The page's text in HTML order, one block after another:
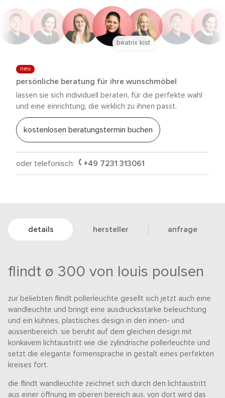
neu
persönliche beratung für ihre wunschmöbel
lassen sie sich individuell beraten, für die perfekte wahl
und eine einrichtung, die wirklich zu ihnen passt.
kostenlosen beratungstermin buchen
oder telefonisch: +49 7231 313061
beatrix kist
details hersteller anfrage
flindt ø 300 von louis poulsen
zur beliebten flindt pollerleuchte gesellt sich jetzt auch eine
wandleuchte und bringt eine ausdrucksstarke beleuchtung
und ein kühnes, plastisches design in den innen- und
aussenbereich. sie beruht auf dem gleichen design mit
konkavem lichtaustritt wie die zylindrische pollerleuchte und
setzt die elegante formensprache in gestalt eines perfekten
kreises fort.
die flindt wandleuchte zeichnet sich durch den lichtaustritt
aus einer öffnung im oberen bereich aus. von dort wird das